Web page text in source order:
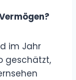
im Jahr
geschätzt,